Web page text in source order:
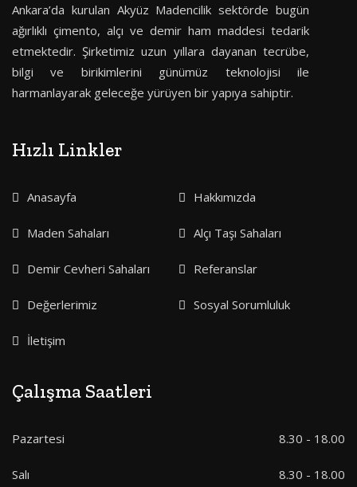
Ankara’da kurulan Akyüz Madencilik sektörde bugün
ağırlıklı çimento, alçı ve demir ham maddesi tedarik
etmektedir. Şirketimiz uzun yıllara dayanan tecrübe,
bilgi ve birikimlerini günümüz teknolojisi ile
harmanlayarak geleceğe yürüyen bir yapıya sahiptir.
Hızlı Linkler
Anasayfa Hakkımızda
Maden Sahaları Alçı Taşı Sahaları
Demir Cevheri Sahaları Referanslar
Değerlerimiz Sosyal Sorumluluk
İletişim
Çalışma Saatleri
Pazartesi 8.30 - 18.00
Salı 8.30 - 18.00